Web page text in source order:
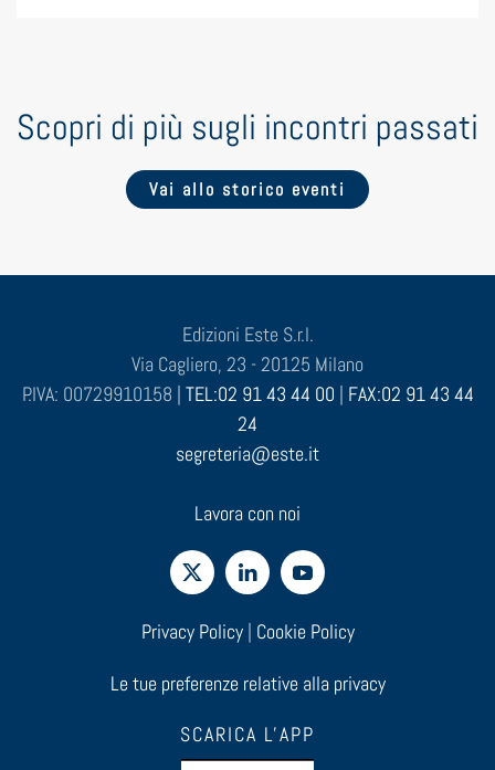
Scopri di più sugli incontri passati
Vai allo storico eventi
Edizioni Este S.r.l.
Via Cagliero, 23 - 20125 Milano
P.IVA: 00729910158 | TEL:02 91 43 44 00 | FAX:02 91 43 44
24
segreteria@este.it
Lavora con noi
Privacy Policy| Cookie Policy
Le tue preferenze relative alla privacy
SCARICA L'APP